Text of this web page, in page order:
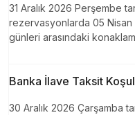
31 Aralık 2026 Perşembe
rezervasyonlarda 05 Nisan
günleri arasındaki
Banka İlave Taksit
30 Aralık 2026 Çarşamba